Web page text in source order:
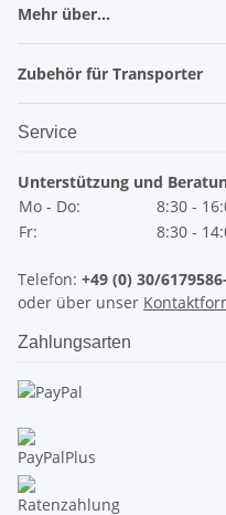
Mehr über...
Zubehör für Transporter
Service
Unterstützung und
Mo - Do:
8:30 -
Fr:
8:30 -
Telefon: +49 (0) 30/
oder über unser
Zahlungsarten